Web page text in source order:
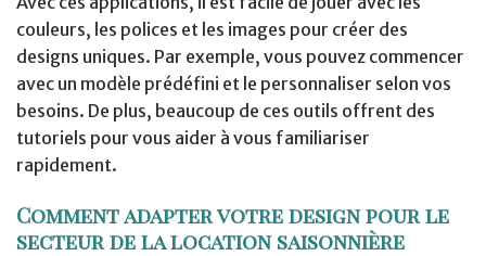
couleurs, les polices et les images pour créer des
designs uniques. Par exemple, vous pouvez commencer
avec un modèle prédéfini et le personnaliser selon vos
besoins. De plus, beaucoup de ces outils offrent des
tutoriels pour vous aider à vous familiariser
rapidement.
Comment adapter votre design pour le
secteur de la location saisonnière